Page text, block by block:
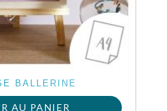
BALLERINE
AU PANIER